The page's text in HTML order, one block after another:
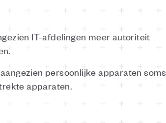
IT-afdelingen meer autoriteit
persoonlijke apparaten soms
apparaten.